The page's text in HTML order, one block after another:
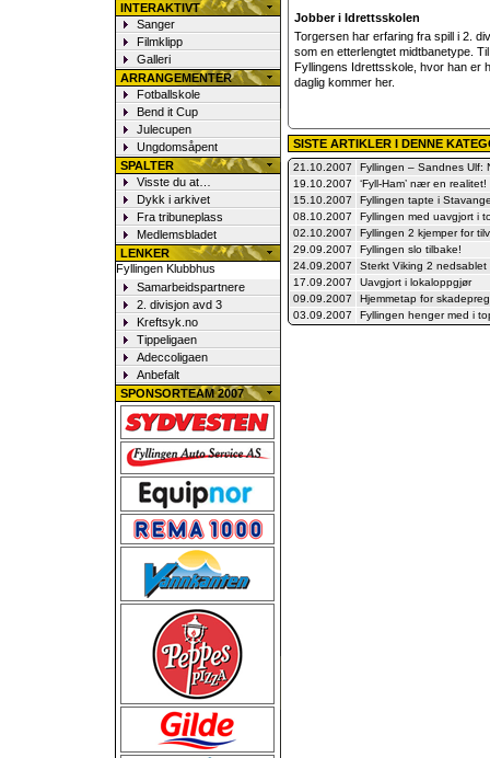
INTERAKTIVT
Sanger
Filmklipp
Galleri
ARRANGEMENTER
Fotballskole
Bend it Cup
Julecupen
Ungdomsåpent
SPALTER
Visste du at…
Dykk i arkivet
Fra tribuneplass
Medlemsbladet
LENKER
Fyllingen Klubbhus
Samarbeidspartnere
2. divisjon avd 3
Kreftsyk.no
Tippeligaen
Adeccoligaen
Anbefalt
SPONSORTEAM 2007
Jobber i Idrettsskolen
Torgersen har erfaring fra spill i 2.
som en etterlengtet midtbanetype.
Fyllingens Idrettsskole, hvor han er
daglig kommer her.
SISTE ARTIKLER I DENNE
21.10.2007
Fyllingen – Sandnes Ulf:
19.10.2007
‘Fyll-Ham’ nær en realitet!
15.10.2007
Fyllingen tapte i
08.10.2007
Fyllingen med uavgjort i
02.10.2007
Fyllingen 2 kjemper for
29.09.2007
Fyllingen slo tilbake!
24.09.2007
Sterkt Viking 2 nedsablet
17.09.2007
Uavgjort i lokaloppgjør
09.09.2007
Hjemmetap for
03.09.2007
Fyllingen henger med i